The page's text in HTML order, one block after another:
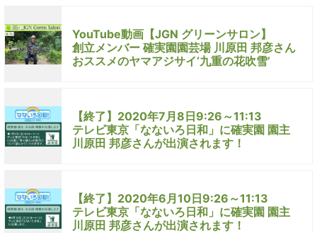
YouTube動画【JGN グリーンサロン】
創立メンバー 確実園園芸場 川原田 邦彦さん
おススメのヤマアジサイ‘九重の花吹雪’
【終了】2020年7月8日9:26～11:13
テレビ東京「なないろ日和」に確実園 園主
川原田 邦彦さんが出演されます！
【終了】2020年6月10日9:26～11:13
テレビ東京「なないろ日和」に確実園 園主
川原田 邦彦さんが出演されます！